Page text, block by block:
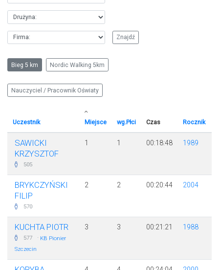
Bieg 5 km Nordic Walking 5km
Nauczyciel / Pracownik Oświaty
Uczestnik Miejsce wg.Płci Czas Rocznik
SAWICKI
KRZYSZTOF
505
1 1 00:18:48 1989
BRYKCZYŃSKI
FILIP
570
2 2 00:20:44 2004
KUCHTA PIOTR
577 · KB Pionier
Szczecin
3 3 00:21:21 1988